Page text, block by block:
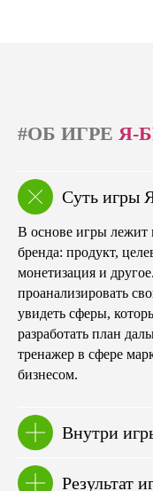
#ОБ ИГРЕ Я-
Суть игры
В основе игры лежит
бренда: продукт,
монетизация и
проанализировать
увидеть сферы,
разработать план
тренажер в сфере
бизнесом.
Внутри
Результат